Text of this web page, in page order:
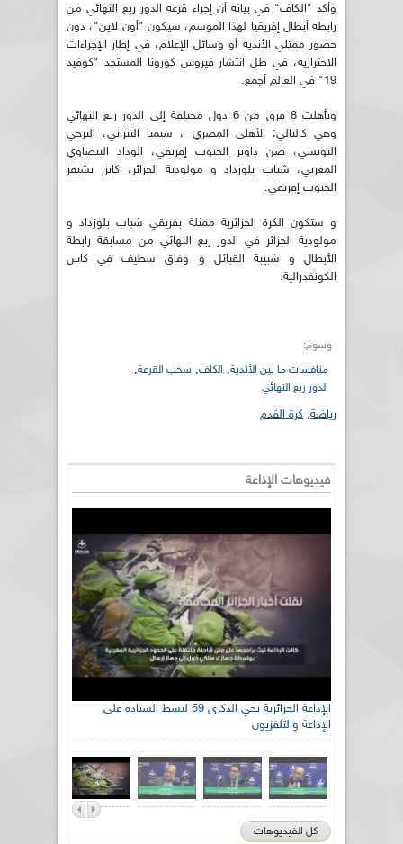
وأكد "الكاف" في بيانه أن إجراء قرعة الدور ربع النهائي من
رابطة أبطال إفريقيا لهذا الموسم، سيكون "أون لاين"، دون
حضور ممثلي الأندية أو وسائل الإعلام، في إطار الإجراءات
الاحترازية، في ظل انتشار فيروس كورونا المستجد "كوفيد
19" في العالم أجمع.
وتأهلت 8 فرق من 6 دول مختلفة إلى الدور ربع النهائي
وهي كالتالي: الأهلى المصري ، سيمبا التنزاني، الترجي
التونسي، صن داونز الجنوب إفريقي، الوداد البيضاوي
المغربي، شباب بلوزداد و مولودية الجزائر، كايزر تشيفز
الجنوب إفريقي.
و ستكون الكرة الجزائرية ممثلة بفريقي شباب بلوزداد و
مولودية الجزائر في الدور ربع النهائي من مسابقة رابطة
الأبطال و شبيبة القبائل و وفاق سطيف في كاس
الكونفدرالية.
وسوم:
منافسات ما بين الأندية, الكاف, سحب القرعة,
الدور ربع النهائي
رياضة, كرة القدم
فيديوهات الإذاعة
الإذاعة الجزائرية تحي الذكرى 59 لبسط السيادة على
الإذاعة والتلفزيون
كل الفيديوهات